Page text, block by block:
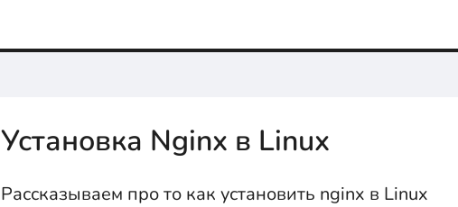
Установка Nginx в Linux
Рассказываем про то как установить nginx в Linux